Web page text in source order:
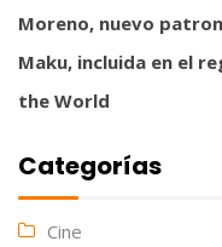
Moreno, nuevo
Maku, incluida en el
the World
Categorías
Cine